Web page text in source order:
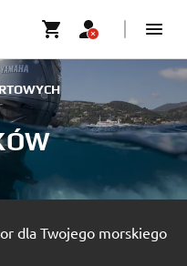
dla Twojego morskiego